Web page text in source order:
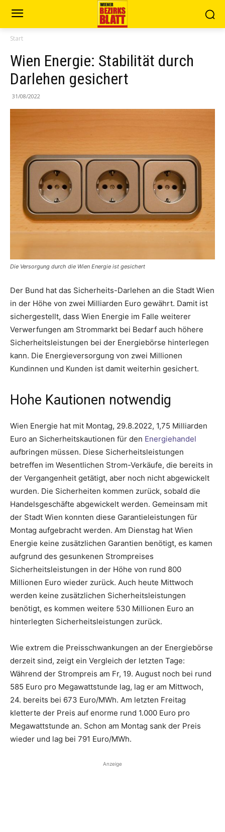
Start
Wien Energie: Stabilität durch
Darlehen gesichert
31/08/2022
Die Versorgung durch die Wien Energie ist gesichert
Der Bund hat das Sicherheits-Darlehen an die Stadt Wien
in der Höhe von zwei Milliarden Euro gewährt. Damit ist
sichergestellt, dass Wien Energie im Falle weiterer
Verwerfungen am Strommarkt bei Bedarf auch höhere
Sicherheitsleistungen bei der Energiebörse hinterlegen
kann. Die Energieversorgung von zwei Millionen
Kundinnen und Kunden ist damit weiterhin gesichert.
Hohe Kautionen notwendig
Wien Energie hat mit Montag, 29.8.2022, 1,75 Milliarden
Euro an Sicherheitskautionen für den Energiehandel
aufbringen müssen. Diese Sicherheitsleistungen
betreffen im Wesentlichen Strom-Verkäufe, die bereits in
der Vergangenheit getätigt, aber noch nicht abgewickelt
wurden. Die Sicherheiten kommen zurück, sobald die
Handelsgeschäfte abgewickelt werden. Gemeinsam mit
der Stadt Wien konnten diese Garantieleistungen für
Montag aufgebracht werden. Am Dienstag hat Wien
Energie keine zusätzlichen Garantien benötigt, es kamen
aufgrund des gesunkenen Strompreises
Sicherheitsleistungen in der Höhe von rund 800
Millionen Euro wieder zurück. Auch heute Mittwoch
werden keine zusätzlichen Sicherheitsleistungen
benötigt, es kommen weitere 530 Millionen Euro an
hinterlegten Sicherheitsleistungen zurück.
Wie extrem die Preisschwankungen an der Energiebörse
derzeit sind, zeigt ein Vergleich der letzten Tage:
Während der Strompreis am Fr, 19. August noch bei rund
585 Euro pro Megawattstunde lag, lag er am Mittwoch,
24. bereits bei 673 Euro/MWh. Am letzten Freitag
kletterte der Preis auf enorme rund 1.000 Euro pro
Megawattstunde an. Schon am Montag sank der Preis
wieder und lag bei 791 Euro/MWh.
Anzeige